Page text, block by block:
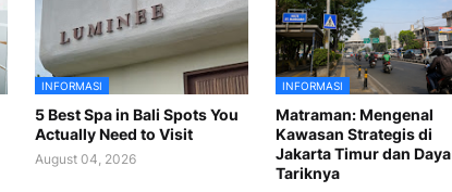
INFORMASI
5 Best Spa in Bali Spots You
Actually Need to Visit
August 04, 2026
INFORMASI
Matraman: Mengenal
Kawasan Strategis di
Jakarta Timur dan Daya
Tariknya